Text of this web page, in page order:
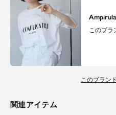
このブラ
このブラン
関連アイテム